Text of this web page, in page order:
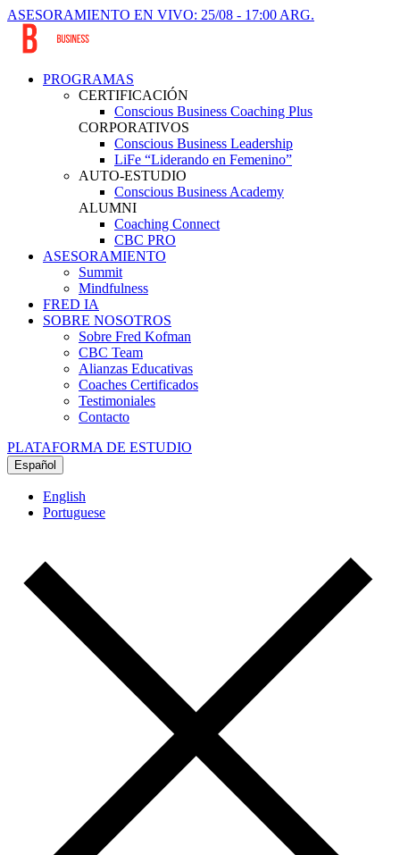
ASESORAMIENTO EN VIVO: 25/08 - 17:00 ARG.
PROGRAMAS
CERTIFICACIÓN
Conscious Business Coaching Plus
CORPORATIVOS
Conscious Business Leadership
LiFe “Liderando en Femenino”
AUTO-ESTUDIO
Conscious Business Academy
ALUMNI
Coaching Connect
CBC PRO
ASESORAMIENTO
Summit
Mindfulness
FRED IA
SOBRE NOSOTROS
Sobre Fred Kofman
CBC Team
Alianzas Educativas
Coaches Certificados
Testimoniales
Contacto
PLATAFORMA DE ESTUDIO
Español
English
Portuguese